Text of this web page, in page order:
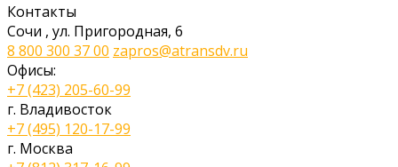
Контакты
Сочи , ул. Пригородная, 6
8 800 300 37 00 zapros@atransdv.ru
Офисы:
+7 (423) 205-60-99
г. Владивосток
+7 (495) 120-17-99
г. Москва